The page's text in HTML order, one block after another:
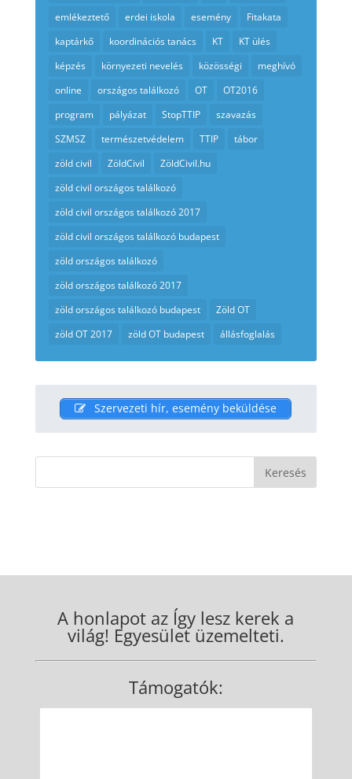
emlékeztető
erdei iskola esemény
Fitakata
kaptárkő
koordinációs tanács KT
KT ülés
képzés
környezeti nevelés közösségi
meghívó
online
országos találkozó OT
OT2016
program
pályázat StopTTIP
szavazás
SZMSZ
természetvédelem TTIP
tábor
zöld civil
ZöldCivil
ZöldCivil.hu
zöld civil országos találkozó
zöld civil országos találkozó 2017
zöld civil országos találkozó budapest
zöld országos találkozó
zöld országos találkozó 2017
zöld országos találkozó budapest
Zöld OT
zöld OT 2017
zöld OT budapest állásfoglalás
Szervezeti hír, esemény beküldése
A honlapot az Így lesz kerek a
világ! Egyesület üzemelteti.
Támogatók: